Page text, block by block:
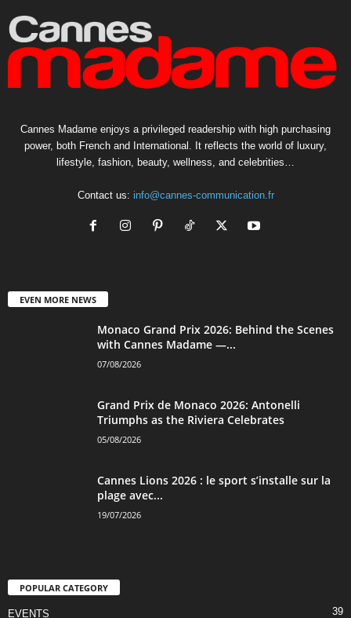
Cannes Madame enjoys a privileged readership with high purchasing
power, both French and International. It reflects the world of luxury,
lifestyle, fashion, beauty, wellness, and celebrities…
Contact us: info@cannes-communication.fr
EVEN MORE NEWS
Monaco Grand Prix 2026: Behind the Scenes
with Cannes Madame —...
07/08/2026
Grand Prix de Monaco 2026: Antonelli
Triumphs as the Riviera Celebrates
05/08/2026
Cannes Lions 2026 : le sport s’installe sur la
plage avec...
19/07/2026
POPULAR CATEGORY
EVENTS 39